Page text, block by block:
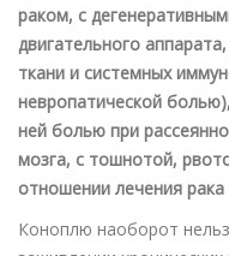
раком, с
двигательного
ткани и системных
невропатической
ней болью при
мозга, с тошнотой,
отношении лечения
Коноплю наоборот